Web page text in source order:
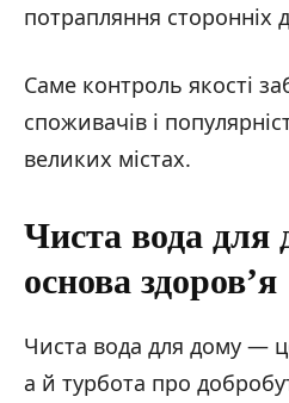
потрапляння сторонніх
Саме контроль якості
споживачів і
великих містах.
Чиста вода
основа здоров’я
Чиста вода для дому —
а й турбота про